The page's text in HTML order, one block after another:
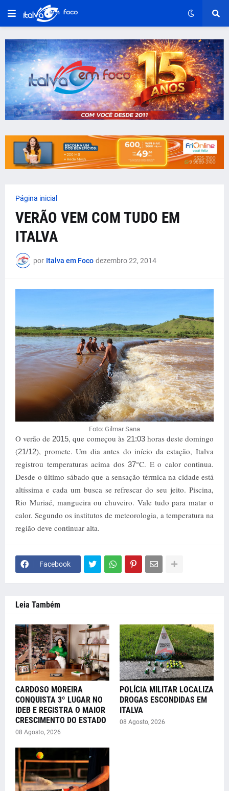
Página inicial
VERÃO VEM COM TUDO EM
ITALVA
por Italva em Foco dezembro 22, 2014
Foto: Gilmar Sana
O verão de2015, que começou às 21:03 horas deste domingo
(21/12), promete. Um dia antes do início da estação, Italva
registrou temperaturas acima dos 37°C. E o calor continua.
Desde o último sábado que a sensação térmica na cidade está
altíssima e cada um busca se refrescar do seu jeito. Piscina,
Rio Muriaé, mangueira ou chuveiro. Vale tudo para matar o
calor. Segundo os institutos de meteorologia, a temperatura na
região deve continuar alta.
Facebook
Leia Também
CARDOSO MOREIRA
CONQUISTA 3º LUGAR NO
IDEB E REGISTRA O MAIOR
CRESCIMENTO DO ESTADO
08 Agosto, 2026
POLÍCIA MILITAR LOCALIZA
DROGAS ESCONDIDAS EM
ITALVA
08 Agosto, 2026